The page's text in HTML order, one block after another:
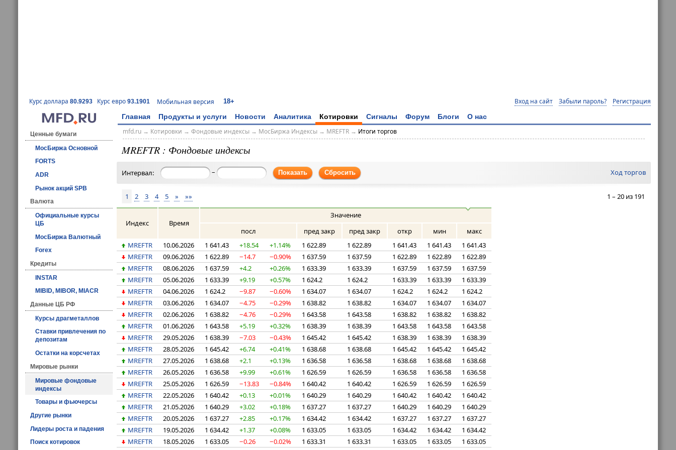
Курс доллара 80.9293 Курс евро 93.1901 Мобильная версия 18+ Вход на сайт Забыли пароль? Регистрация
Главная Продукты и услуги Новости Аналитика Котировки Сигналы Форум Блоги О нас
Ценные бумаги
МосБиржа Основной
FORTS
ADR
Рынок акций SPB
Валюта
Официальные курсы
ЦБ
МосБиржа Валютный
Forex
Кредиты
INSTAR
MIBID, MIBOR, MIACR
Данные ЦБ РФ
Курсы драгметаллов
Ставки привлечения по
депозитам
Остатки на корсчетах
Мировые рынки
Мировые фондовые
индексы
Товары и фьючерсы
Другие рынки
Лидеры роста и падения
Поиск котировок
mfd.ru→ Котировки → Фондовые индексы→ МосБиржа Индексы→ MREFTR→ Итоги торгов
MREFTR : Фондовые индексы
Ход торгов
Интервал: – Показать Сбросить
1 – 20 из 191
1 2 3 4 5 » »»
Индекс Время
Значение
посл
пред закр пред закр откр мин
макс
MREFTR
10.06.2026 1 641.43 +18.54 +1.14% 1 622.89 1 622.89 1 641.43 1 641.43
1 641.43
MREFTR
09.06.2026 1 622.89 −14.7 −0.90% 1 637.59 1 637.59 1 622.89 1 622.89
1 622.89
MREFTR
08.06.2026 1 637.59 +4.2 +0.26% 1 633.39 1 633.39 1 637.59 1 637.59
1 637.59
MREFTR
05.06.2026 1 633.39 +9.19 +0.57% 1 624.2 1 624.2 1 633.39 1 633.39
1 633.39
MREFTR
04.06.2026 1 624.2 −9.87 −0.60% 1 634.07 1 634.07 1 624.2 1 624.2
1 624.2
MREFTR
03.06.2026 1 634.07 −4.75 −0.29% 1 638.82 1 638.82 1 634.07 1 634.07
1 634.07
MREFTR
02.06.2026 1 638.82 −4.76 −0.29% 1 643.58 1 643.58 1 638.82 1 638.82
1 638.82
MREFTR
01.06.2026 1 643.58 +5.19 +0.32% 1 638.39 1 638.39 1 643.58 1 643.58
1 643.58
MREFTR
29.05.2026 1 638.39 −7.03 −0.43% 1 645.42 1 645.42 1 638.39 1 638.39
1 638.39
MREFTR
28.05.2026 1 645.42 +6.74 +0.41% 1 638.68 1 638.68 1 645.42 1 645.42
1 645.42
MREFTR
27.05.2026 1 638.68 +2.1 +0.13% 1 636.58 1 636.58 1 638.68 1 638.68
1 638.68
MREFTR
26.05.2026 1 636.58 +9.99 +0.61% 1 626.59 1 626.59 1 636.58 1 636.58
1 636.58
MREFTR
25.05.2026 1 626.59 −13.83 −0.84% 1 640.42 1 640.42 1 626.59 1 626.59
1 626.59
MREFTR
22.05.2026 1 640.42 +0.13 +0.01% 1 640.29 1 640.29 1 640.42 1 640.42
1 640.42
MREFTR
21.05.2026 1 640.29 +3.02 +0.18% 1 637.27 1 637.27 1 640.29 1 640.29
1 640.29
MREFTR
20.05.2026 1 637.27 +2.85 +0.17% 1 634.42 1 634.42 1 637.27 1 637.27
1 637.27
MREFTR
19.05.2026 1 634.42 +1.37 +0.08% 1 633.05 1 633.05 1 634.42 1 634.42
1 634.42
MREFTR
18.05.2026 1 633.05 −0.26 −0.02% 1 633.31 1 633.31 1 633.05 1 633.05
1 633.05